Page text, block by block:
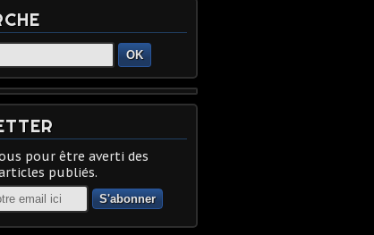
OK
pour être averti des
publiés.